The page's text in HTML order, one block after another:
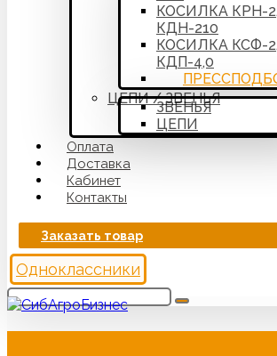
КОСИЛКА КРН-
КДН-210
КОСИЛКА КСФ-
КДП-4,0
ЦЕПИ / ЗВЕНЬЯ
ЗВЕНЬЯ
ЦЕПИ
Оплата
Доставка
Кабинет
Контакты
Заказать товар
Одноклассники